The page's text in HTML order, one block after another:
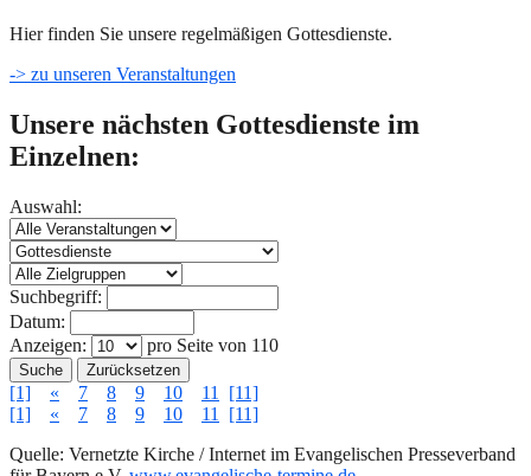
Hier finden Sie unsere regelmäßigen Gottesdienste.
-> zu unseren Veranstaltungen
Unsere nächsten Gottesdienste im
Einzelnen:
Auswahl:
Suchbegriff:
Datum:
Anzeigen:
pro Seite von 110
Suche Zurücksetzen
[1] « 7 8 9 10 11
[11]
[1]
« 7 8 9 10 11
[11]
Quelle: Vernetzte Kirche / Internet im Evangelischen Presseverband